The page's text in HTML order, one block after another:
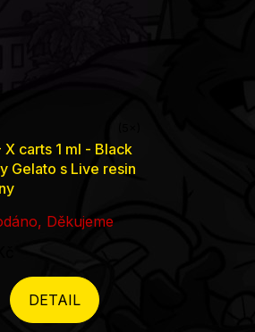
X carts 1 ml - Black
Gelato s Live resin
Děkujeme
DETAIL